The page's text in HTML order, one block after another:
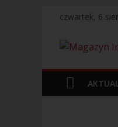
czwartek, 6